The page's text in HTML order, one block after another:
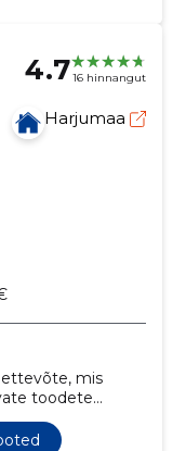
4.716 hinnangut
Harjumaa
ettevõte, mis
toodete